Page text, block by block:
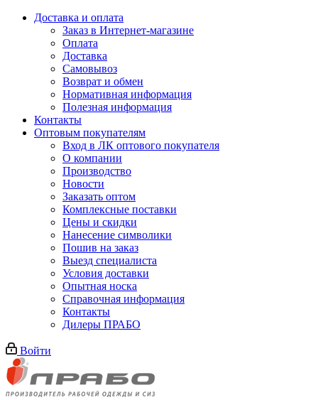
Доставка и оплата
Заказ в Интернет-магазине
Оплата
Доставка
Самовывоз
Возврат и обмен
Нормативная информация
Полезная информация
Контакты
Оптовым покупателям
Вход в ЛК оптового покупателя
О компании
Производство
Новости
Заказать оптом
Комплексные поставки
Цены и скидки
Нанесение символики
Пошив на заказ
Выезд специалиста
Условия доставки
Опытная носка
Справочная информация
Контакты
Дилеры ПРАБО
Войти